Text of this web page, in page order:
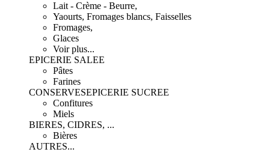
Lait - Crème - Beurre,
Yaourts, Fromages blancs, Faisselles
Fromages,
Glaces
Voir plus...
EPICERIE SALEE
Pâtes
Farines
CONSERVESEPICERIE SUCREE
Confitures
Miels
BIERES, CIDRES, ...
Bières
AUTRES...